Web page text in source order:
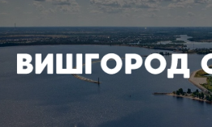
до
вмісту